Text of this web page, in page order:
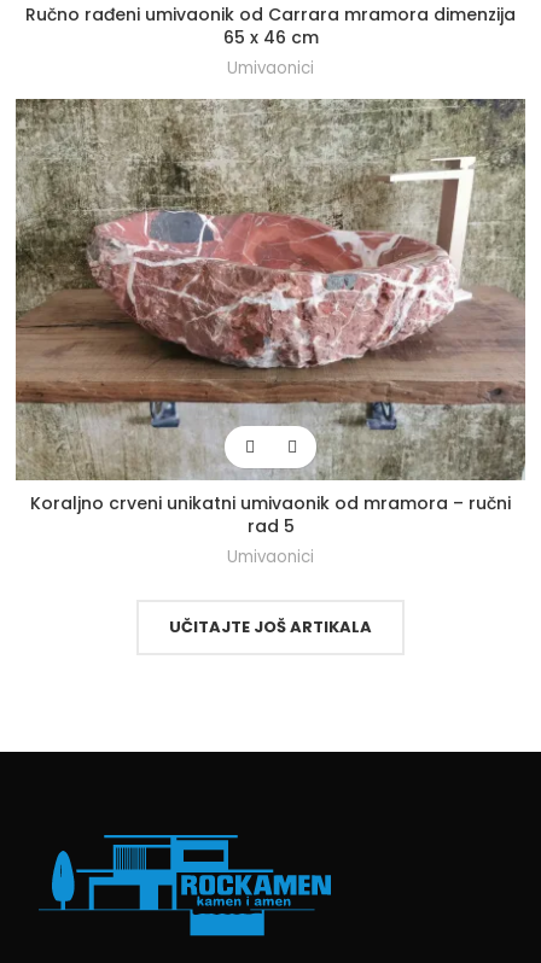
Ručno rađeni umivaonik od Carrara mramora dimenzija
65 x 46 cm
Umivaonici
Koraljno crveni unikatni umivaonik od mramora – ručni
rad 5
Umivaonici
UČITAJTE JOŠ ARTIKALA